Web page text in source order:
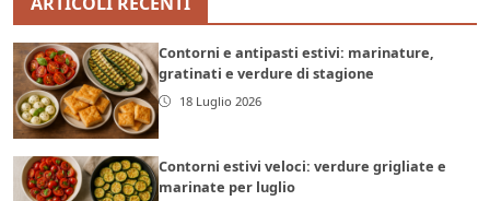
Contorni e antipasti estivi: marinature,
gratinati e verdure di stagione
18 Luglio 2026
Contorni estivi veloci: verdure grigliate e
marinate per luglio